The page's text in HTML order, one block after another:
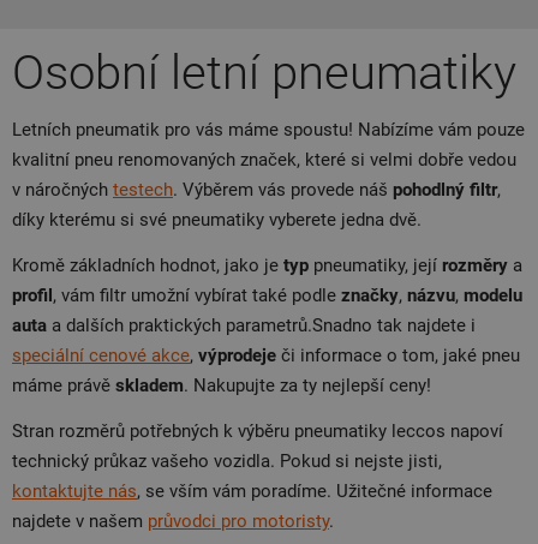
Osobní letní pneumatiky
Letních pneumatik pro vás máme spoustu! Nabízíme vám pouze
kvalitní pneu renomovaných značek, které si velmi dobře vedou
v náročných testech. Výběrem vás provede náš pohodlný filtr,
díky kterému si své pneumatiky vyberete jedna dvě.
Kromě základních hodnot, jako je typ pneumatiky, její rozměry a
profil, vám filtr umožní vybírat také podle značky, názvu, modelu
auta a dalších praktických parametrů.Snadno tak najdete i
speciální cenové akce, výprodeje či informace o tom, jaké pneu
máme právě skladem. Nakupujte za ty nejlepší ceny!
Stran rozměrů potřebných k výběru pneumatiky leccos napoví
technický průkaz vašeho vozidla. Pokud si nejste jisti,
kontaktujte nás, se vším vám poradíme. Užitečné informace
najdete v našem průvodci pro motoristy.